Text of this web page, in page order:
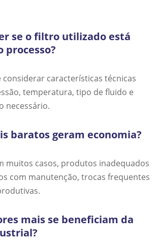
se o filtro utilizado está
processo?
considerar características técnicas
temperatura, tipo de fluido e
necessário.
baratos geram economia?
muitos casos, produtos inadequados
com manutenção, trocas frequentes
mais se beneficiam da